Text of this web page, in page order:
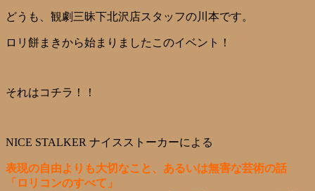
どうも、観劇三昧下北沢店スタッフの川本です。
ロリ餅まきから始まりましたこのイベント！
それはコチラ！！
NICE STALKER ナイスストーカーによる
表現の自由よりも大切なこと、あるいは無害な芸術の話
「ロリコンのすべて」